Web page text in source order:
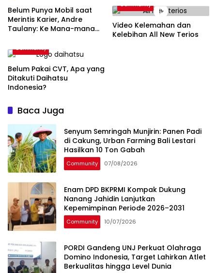
Belum Punya Mobil saat
Merintis Karier, Andre
Taulany: Ke Mana-mana
Community
Video Kelemahan dan
Kelebihan All New Terios
Community
Belum Pakai CVT, Apa yang
Ditakuti Daihatsu
Indonesia?
Baca Juga
Senyum Semringah Munjirin: Panen Padi
di Cakung, Urban Farming Bali Lestari
Hasilkan 10 Ton Gabah
Community 07/08/2026
Enam DPD BKPRMI Kompak Dukung
Nanang Jahidin Lanjutkan
Kepemimpinan Periode 2026–2031
Community 10/07/2026
PORDI Gandeng UNJ Perkuat Olahraga
Domino Indonesia, Target Lahirkan Atlet
Berkualitas hingga Level Dunia